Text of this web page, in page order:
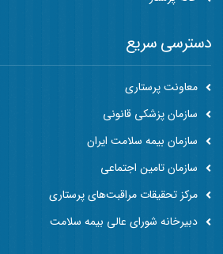
دسترسی سریع
معاونت پرستاری
سازمان پزشکی قانونی
سازمان بیمه سلامت ایران
سازمان تامین اجتماعی
مرکز تحقیقات مراقبت‌های پرستاری
دبیرخانه شورای عالی بیمه سلامت